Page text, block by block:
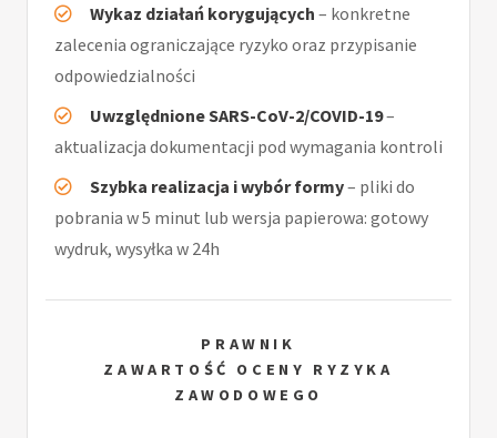
Wykaz działań korygujących – konkretne
zalecenia ograniczające ryzyko oraz przypisanie
odpowiedzialności
Uwzględnione SARS-CoV-2/COVID-19–
aktualizacja dokumentacji pod wymagania kontroli
Szybka realizacja i wybór formy– pliki do
pobrania w 5 minut lub wersja papierowa: gotowy
wydruk, wysyłka w 24h
PRAWNIK
ZAWARTOŚĆ OCENY RYZYKA
ZAWODOWEGO